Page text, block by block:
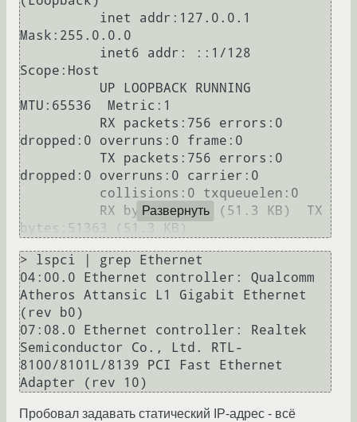
Mask:255.0.0.0
Scope:Host
MTU:65536  Metric:1
dropped:0 overruns:0 frame:0
dropped:0 overruns:0 carrier:0
Развернуть
> lspci | grep Ethernet
04:00.0 Ethernet controller: Qualcomm
Atheros Attansic L1 Gigabit Ethernet
(rev b0)
07:08.0 Ethernet controller: Realtek
Semiconductor Co., Ltd. RTL-
8100/8101L/8139 PCI Fast Ethernet
Пробовал задавать статический IP-адрес - всё